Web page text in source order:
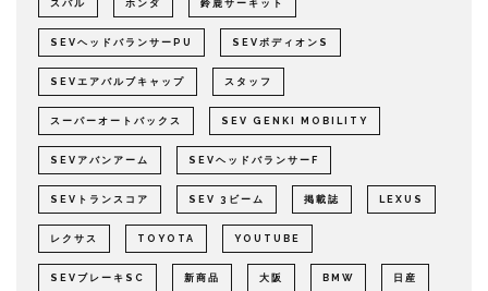
スバル ホンダ 鈴鹿サーキット
SEVヘッドバランサーPU SEVボディオンS
SEVエアバルブキャップ スタッフ
スーパーオートバックス SEV GENKI MOBILITY
SEVアバンアーム SEVヘッドバランサーF
SEVトランスコア SEV 3ビーム 掲載誌 LEXUS
レクサス TOYOTA YOUTUBE
SEVブレーキSC 新商品 大阪 BMW 日産